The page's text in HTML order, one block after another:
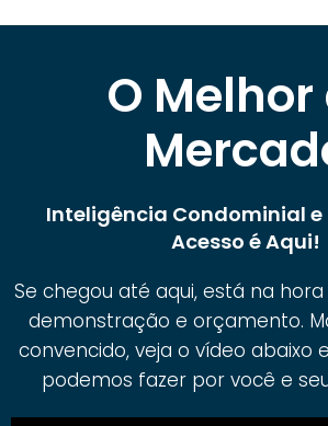
O Melhor
Inteligência Condominial e
Acesso é Aqui!
Se chegou até aqui, está na
demonstração e orçamento.
convencido, veja o vídeo abaixo
podemos fazer por você e